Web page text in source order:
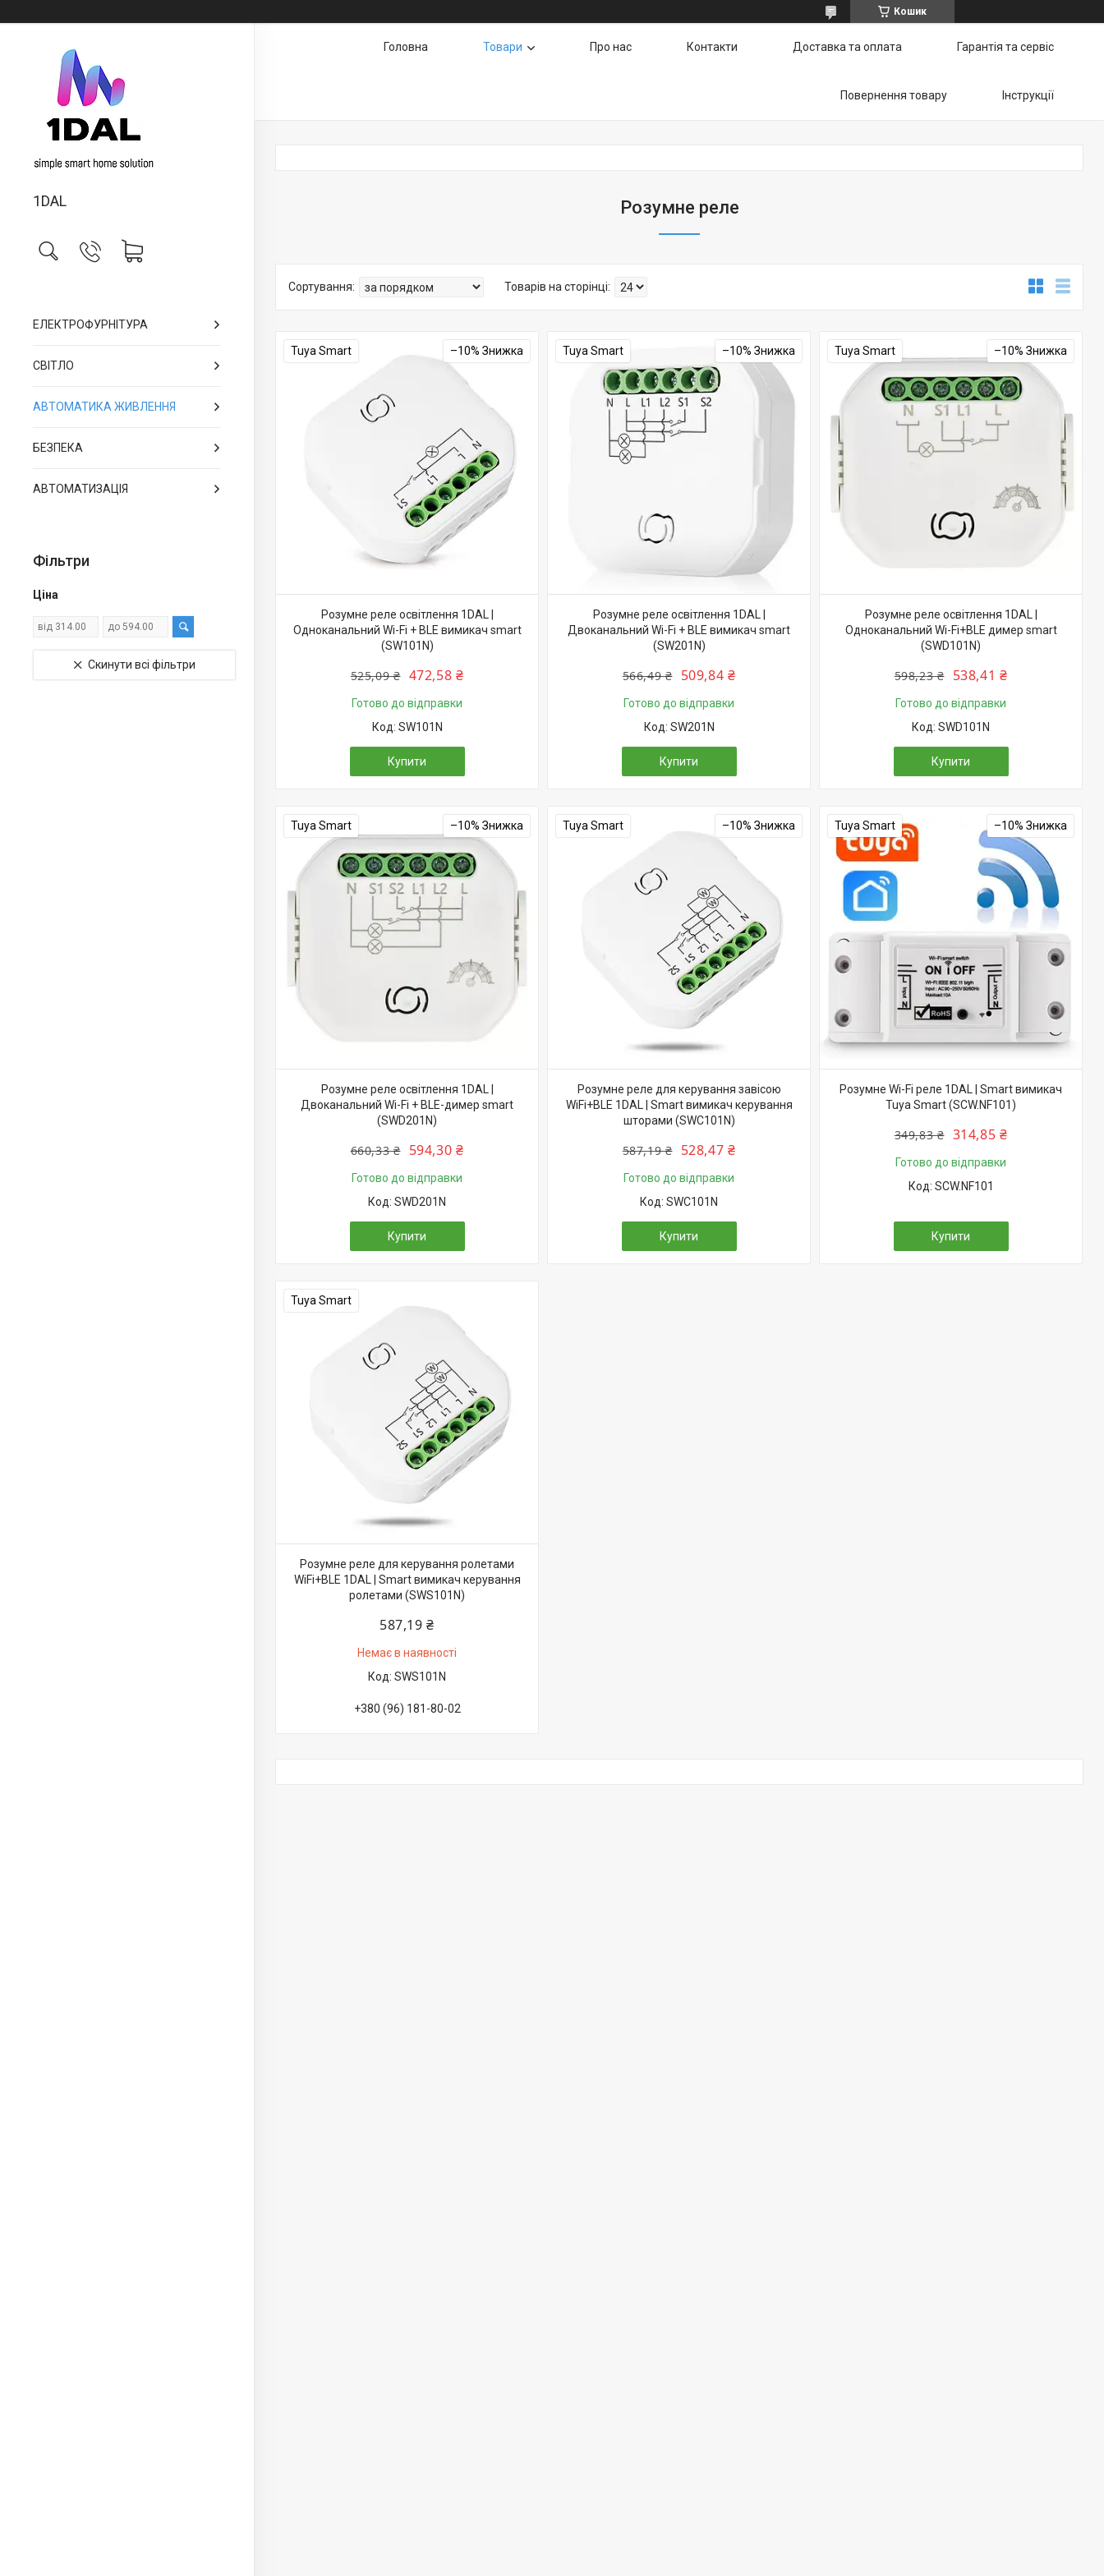
Кошик
1DAL
ЕЛЕКТРОФУРНІТУРА
СВІТЛО
АВТОМАТИКА ЖИВЛЕННЯ
БЕЗПЕКА
АВТОМАТИЗАЦІЯ
Фільтри
Ціна
Скинути всі фільтри
Головна Товари Про нас Контакти Доставка та оплата Гарантія та сервіс
Повернення товару Інструкції
Розумне реле
Tuya Smart –10%
Розумне реле освітлення 1DAL |
Одноканальний Wi-Fi + BLE вимикач smart
(SW101N)
525,09 ₴ 472,58 ₴
Готово до відправки
SW101N
Купити
Tuya Smart –10%
Розумне реле освітлення 1DAL |
Двоканальний Wi-Fi + BLE вимикач smart
(SW201N)
566,49 ₴ 509,84 ₴
Готово до відправки
SW201N
Купити
Tuya Smart –10%
Розумне реле освітлення 1DAL |
Одноканальний Wi-Fi+BLE димер smart
(SWD101N)
598,23 ₴ 538,41 ₴
Готово до відправки
SWD101N
Купити
Tuya Smart –10%
Розумне реле освітлення 1DAL |
Двоканальний Wi-Fi + BLE-димер smart
(SWD201N)
660,33 ₴ 594,30 ₴
Готово до відправки
SWD201N
Купити
Tuya Smart –10%
Розумне реле для керування завісою
WiFi+BLE 1DAL | Smart вимикач керування
шторами (SWС101N)
587,19 ₴ 528,47 ₴
Готово до відправки
SWС101N
Купити
Tuya Smart –10%
Розумне Wi-Fi реле 1DAL | Smart вимикач
Tuya Smart (SCW.NF101)
349,83 ₴ 314,85 ₴
Готово до відправки
SCW.NF101
Купити
Tuya Smart
Розумне реле для керування ролетами
WiFi+BLE 1DAL | Smart вимикач керування
ролетами (SWS101N)
587,19 ₴
Немає в наявності
SWS101N
+380 (96) 181-80-02